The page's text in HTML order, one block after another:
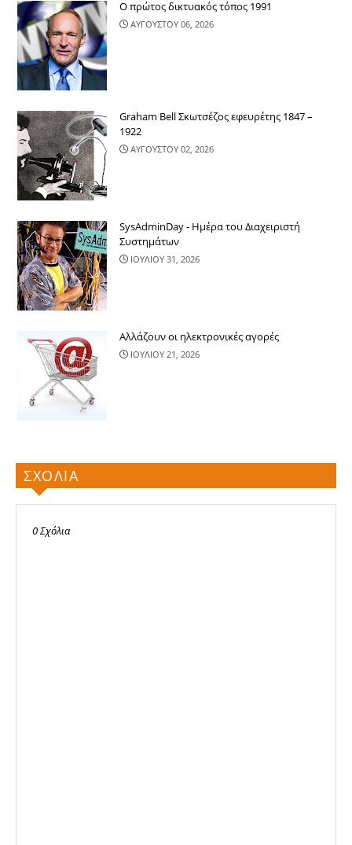
Ο πρώτος δικτυακός τόπος 1991
ΑΥΓΟΥΣΤΟΥ 06, 2026
Graham Bell Σκωτσέζος εφευρέτης 1847 –
1922
ΑΥΓΟΥΣΤΟΥ 02, 2026
SysAdminDay - Ημέρα του Διαχειριστή
Συστημάτων
ΙΟΥΛΙΟΥ 31, 2026
Αλλάζουν οι ηλεκτρονικές αγορές
ΙΟΥΛΙΟΥ 21, 2026
ΣΧΟΛΙΑ
0 Σχόλια